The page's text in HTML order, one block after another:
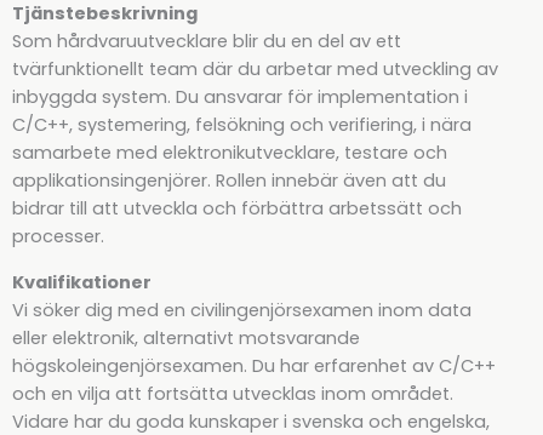
Tjänstebeskrivning
Som hårdvaruutvecklare blir du en del av ett
tvärfunktionellt team där du arbetar med utveckling av
inbyggda system. Du ansvarar för implementation i
C/C++, systemering, felsökning och verifiering, i nära
samarbete med elektronikutvecklare, testare och
applikationsingenjörer. Rollen innebär även att du
bidrar till att utveckla och förbättra arbetssätt och
processer.
Kvalifikationer
Vi söker dig med en civilingenjörsexamen inom data
eller elektronik, alternativt motsvarande
högskoleingenjörsexamen. Du har erfarenhet av C/C++
och en vilja att fortsätta utvecklas inom området.
Vidare har du goda kunskaper i svenska och engelska,